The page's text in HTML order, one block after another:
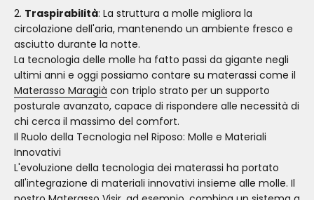
Traspirabilità: La struttura a molle migliora la
circolazione dell'aria, mantenendo un ambiente fresco e
asciutto durante la notte.
La tecnologia delle molle ha fatto passi da gigante negli
ultimi anni e oggi possiamo contare su materassi come il
Materasso Maragià con triplo strato per un supporto
posturale avanzato, capace di rispondere alle necessità di
chi cerca il massimo del comfort.
Il Ruolo della Tecnologia nel Riposo: Molle e Materiali
Innovativi
L'evoluzione della tecnologia dei materassi ha portato
all'integrazione di materiali innovativi insieme alle molle. Il